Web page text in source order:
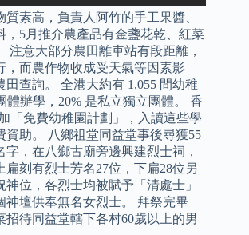
素高，負責人阿竹的手工果醬、
，5月推介農產品有金盞花乾、紅菜
注意大部分農田離車站有段距離，
，而農作物收成受天氣等因素影
查詢。 全港大約有 1,055 間幼稚
體辦學，20% 是私立獨立團體。 香
「免費幼稚園計劃」，入讀這些學
資助。 八鄉祖堂同益堂事後尋獲55
，在八鄉古廟旁邊興建烈士祠，
扁刻有烈士芳名27位，下扁28位另
位，各烈士均被賦予「清處士」
神壇供奉無名女烈士。 拜祭完畢
招待同益堂轄下各村60歲以上的男